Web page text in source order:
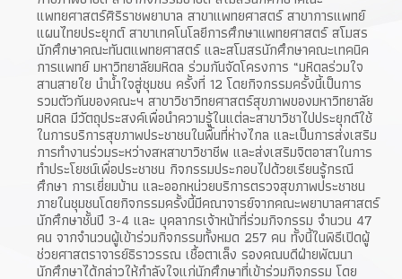
แพทยศาสตร์ศิริราชพยาบาล สาขาแพทยศาสตร์ สาขาการแพทย์
แผนไทยประยุกต์ สาขาเทคโนโลยีการศึกษาแพทยศาสตร์ สโมสร
นักศึกษาคณะทันตแพทยศาสตร์ และสโมสรนักศึกษาคณะเทคนิค
การแพทย์ มหาวิทยาลัยมหิดล ร่วมกันจัดโครงการ “มหิดลร่วมใจ
สานสายใย นำน้ำใจสู่ชุมชน ครั้งที่ 12 โดยกิจกรรมครั้งนี้เป็นการ
รวมตัวกันของคณะฯ สาขาวิชาวิทยศาสตร์สุขภาพของมหาวิทยาลัย
มหิดล มีวัตถุประสงค์เพื่อนำความรู้ในแต่ละสาขาวิชาไปประยุกต์ใช้
ในการบริการสุขภาพประชาชนในพื้นที่ห่างไกล และเป็นการส่งเสริม
การทำงานร่วมระหว่างสหสาขาวิชาชีพ และส่งเสริมจิตอาสาในการ
ทำประโยชน์เพื่อประชาชน กิจกรรมประกอบไปด้วยเรียนรู้กรณี
ศึกษา การเยี่ยมบ้าน และออกหน่วยบริการตรวจสุขภาพประชาชน
ภายในชุมชนโดยกิจกรรมครั้งนี้มีคณาจารย์จากคณะพยาบาลศาสตร์
นักศึกษาชั้นปี 3-4 และ บุคลากรเจ้าหน้าที่ร่วมกิจกรรม จำนวน 47
คน จากจำนวนผู้เข้าร่วมกิจกรรมทั้งหมด 257 คน ทั้งนี้ในพิธีเปิดผู้
ช่วยศาสตราจารย์ธิราวรรณ เชื้อตาเล็ง รองคณบดีฝ่ายพัฒนา
นักศึกษาได้กล่าวให้กำลังใจแก่นักศึกษาที่เข้าร่วมกิจกรรม โดย